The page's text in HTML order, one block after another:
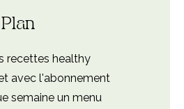
recettes healthy
avec l'abonnement
semaine un menu